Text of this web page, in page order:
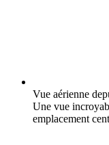
Vue aérienne
Une vue
emplacement